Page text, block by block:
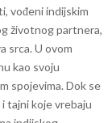
vođeni indijskim
životnog partnera,
srca. U ovom
kao svoju
spojevima. Dok se
tajni koje vrebaju